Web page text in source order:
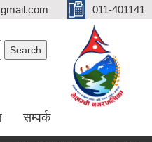
011-401141
सम्पर्क